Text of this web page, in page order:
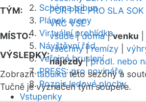
Schéma tribun
Plánek areny
Virtuální prohlídka
Návštěvní řád
Veřejné bruslení
PRESS: pro novináře
Rozpis ledové plochy
Vstupenky
TÝM:
POR PRE PRO SLA SOK
VRC VSE
MÍSTO:
všude|doma|venku
VÝSLEDKY:
všechny|remízy
nájezdy|prodl. nebo
Zobrazittabulkutéto sezóny a
Tučně je vyznačen tým soupeře.